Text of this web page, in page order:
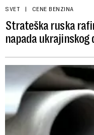
SVET CENE BENZINA
Strateška ruska
napada ukrajinskog